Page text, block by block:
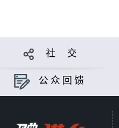
社 交
公众回馈